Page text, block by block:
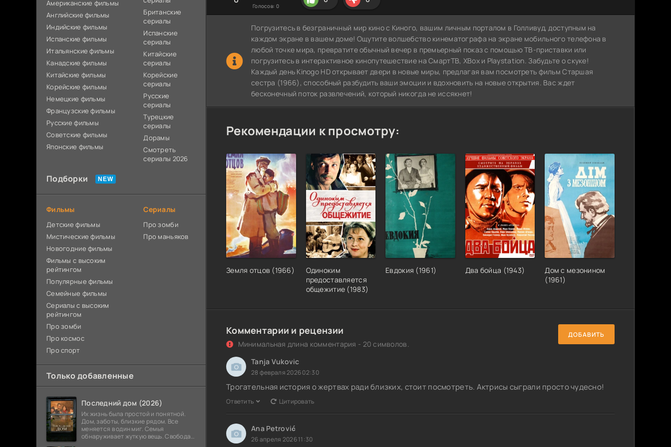
Голосов: 0
Погрузитесь в безграничный мир кино с Киного, вашим личным порталом в Голливуд, доступным на
каждом экране в вашем доме! Ощутите волшебство кинематографа на экране мобильного телефона в
любой точке мира, превратите обычный вечер в премьерный показ с помощью ТВ-приставки или
погрузитесь в интерактивное кинопутешествие на СмартТВ, XBox и Playstation. Забудьте о скуке!
Каждый день Kinogo HD открывает двери в новые миры, предлагая вам посмотреть фильм Старшая
сестра (1966), способный разбудить ваши эмоции и вдохновить на новые открытия. Вас ждет
бесконечный поток развлечений, который никогда не иссякнет!
Рекомендации к просмотру:
Земля отцов (1966)
Одиноким
предоставляется
общежитие (1983)
Евдокия (1961) Два бойца (1943)
Дом с мезонином
(1961)
Комментарии и рецензии
Минимальная длина комментария - 20 символов.
ДОБАВИТЬ
Tanja Vukovic
28 февраля 2026 02:30
Трогательная история о жертвах ради близких, стоит посмотреть. Актрисы сыграли просто чудесно!
Ответить Цитировать
Ana Petrović
26 апреля 2026 11:30
Американские фильмы
Английские фильмы
Индийские фильмы
Испанские фильмы
Итальянские фильмы
Канадские фильмы
Китайские фильмы
Корейские фильмы
Немецкие фильмы
Французские фильмы
Русские фильмы
Советские фильмы
Японские фильмы
Британские
сериалы
Испанские
сериалы
Китайские
сериалы
Корейские
сериалы
Русские
сериалы
Турецкие
сериалы
Дорамы
Смотреть
сериалы 2026
Подборки
Фильмы
Детские фильмы
Мистические фильмы
Новогодние фильмы
Фильмы с высоким
рейтингом
Популярные фильмы
Семейные фильмы
Сериалы с высоким
рейтингом
Про зомби
Про космос
Про спорт
Сериалы
Про зомби
Про маньяков
Только добавленные
Последний дом (2026)
Их жизнь была простой и понятной.
Дом, заботы, близкие рядом. Все
меняется в один миг. Семья
обнаруживает жуткую вещь. Свобода